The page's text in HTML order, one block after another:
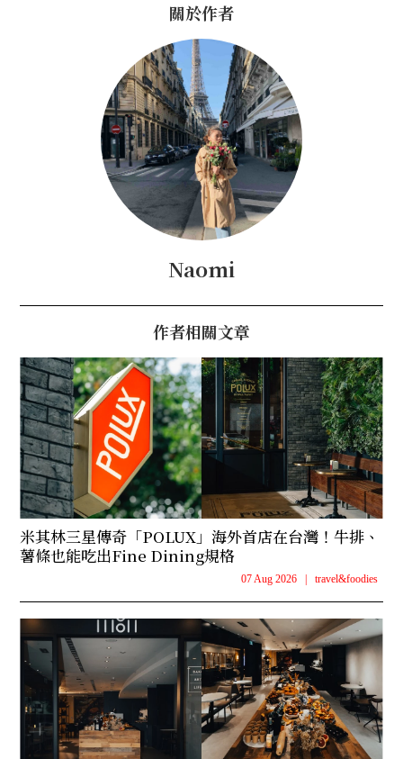
關於作者
Naomi
作者相關文章
米其林三星傳奇「POLUX」海外首店在台灣！牛排、
薯條也能吃出Fine Dining規格
07 Aug 2026 | travel&foodies